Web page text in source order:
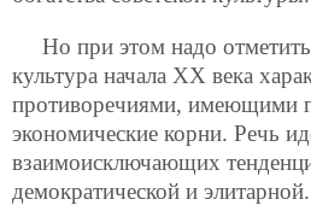
Но при этом надо
культура начала ХХ века
противоречиями, имеющими
экономические корни. Речь
взаимоисключающих
демократической и